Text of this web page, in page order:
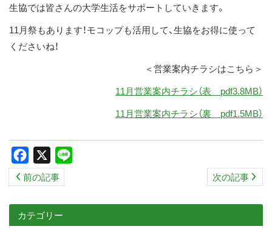
生協では皆さんの大学生活をサポートしていきます。
11月祭もあります！モコップも活用して、生協をお得に使って
くださいね！
＜営業案内チラシはこちら＞
11月営業案内チラシ（表 pdf3.8MB）
11月営業案内チラシ（裏 pdf1.5MB）
Facebook
前の記事 次の記事
カテゴリー